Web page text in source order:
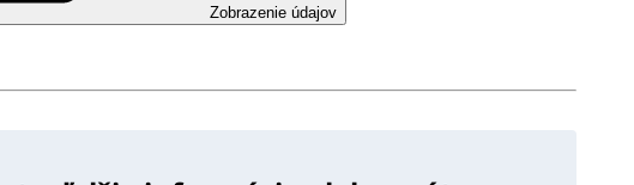
Zobrazenie údajov